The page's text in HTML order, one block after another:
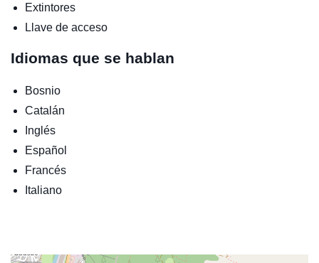
Extintores
Llave de acceso
Idiomas que se hablan
Bosnio
Catalán
Inglés
Español
Francés
Italiano